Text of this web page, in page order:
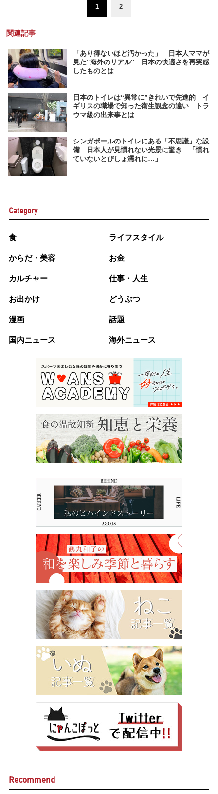
1 2
関連記事
「あり得ないほど汚かった」 日本人ママが
見た“海外のリアル” 日本の快適さを再実感
したものとは
日本のトイレは“異常に”きれいで先進的 イ
ギリスの職場で知った衛生観念の違い トラ
ウマ級の出来事とは
シンガポールのトイレにある「不思議」な設
備 日本人が見慣れない光景に驚き 「慣れ
ていないとびしょ濡れに…」
Category
食 ライフスタイル
からだ・美容 お金
カルチャー 仕事・人生
お出かけ どうぶつ
漫画 話題
国内ニュース 海外ニュース
Recommend